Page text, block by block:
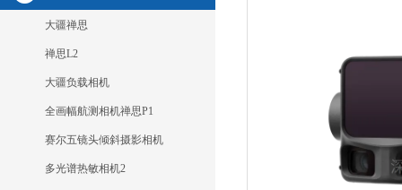
大疆禅思
禅思L2
大疆负载相机
全画幅航测相机禅思P1
赛尔五镜头倾斜摄影相机
多光谱热敏相机2